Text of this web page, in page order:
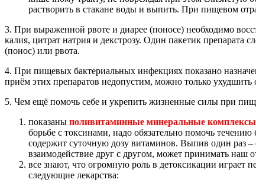
растворить в стакане воды и выпить. При пищевом
3. При выраженной рвоте и диарее (поносе) необходимо
калия, цитрат натрия и декстрозу. Один пакетик препарата
(понос) или рвота.
4. При пищевых бактериальных инфекциях показано
приём этих препаратов недопустим, можно только ухудшить
5. Чем ещё помочь себе и укрепить жизненные силы при
показаны поливитаминные минеральные комплексы
борьбе с токсинами, надо обязательно помочь
содержит суточную дозу витаминов. Выпив один раз
взаимодействие друг с другом, может принимать наш
все знают, что огромную роль в детоксикации
следующие лекарства: